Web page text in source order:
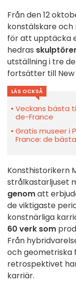
Från den 12
konstälskare och
för att upptäcka
hedras
utställning i tre
fortsätter till New
LÄS OCKSÅ
Veckans bästa
de-France
Gratis museer i
France: de
Konsthistorikern
strålkastarljuset
genomatt
de viktigaste
konstnärliga
60 verk som
Från
och
retrospektivet
karriär.